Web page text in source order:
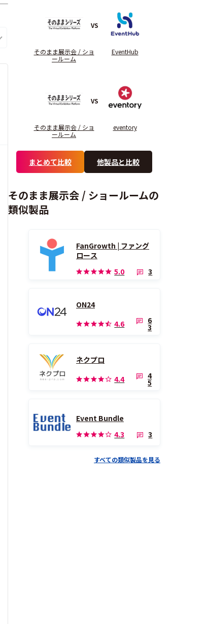
そのまま展示会 / ショ
ールーム
VS
EventHub
そのまま展示会 / ショ
ールーム
VS
eventory
まとめて比較 他製品と比較
そのまま展示会 / ショールームの
類似製品
FanGrowth | ファング
ロース
5.0
3
ON24
4.6
6
3
ネクプロ
4.4
4
5
Event Bundle
4.3
3
すべての類似製品を見る